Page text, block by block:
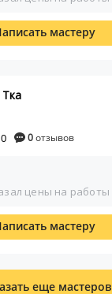
мастеру
0 0отзывов
цены на работы
мастеру
еще мастеров